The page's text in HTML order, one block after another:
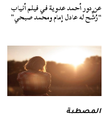
عن دور أحمد عدوية في فيلم أنياب
“رُشِّح له عادل إمام ومحمد صبحي”
المصطبة